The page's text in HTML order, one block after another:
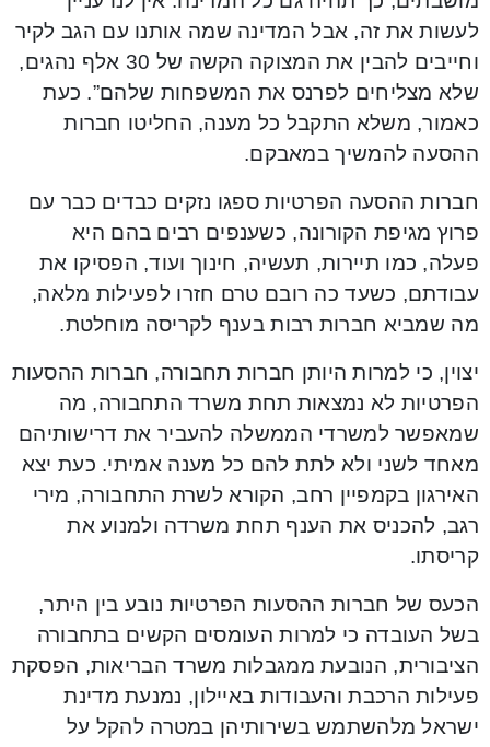
לעשות את זה, אבל המדינה שמה אותנו עם הגב לקיר
וחייבים להבין את המצוקה הקשה של 30 אלף נהגים,
שלא מצליחים לפרנס את המשפחות שלהם”. כעת
כאמור, משלא התקבל כל מענה, החליטו חברות
ההסעה להמשיך במאבקם.
חברות ההסעה הפרטיות ספגו נזקים כבדים כבר עם
פרוץ מגיפת הקורונה, כשענפים רבים בהם היא
פעלה, כמו תיירות, תעשיה, חינוך ועוד, הפסיקו את
עבודתם, כשעד כה רובם טרם חזרו לפעילות מלאה,
מה שמביא חברות רבות בענף לקריסה מוחלטת.
יצוין, כי למרות היותן חברות תחבורה, חברות ההסעות
הפרטיות לא נמצאות תחת משרד התחבורה, מה
שמאפשר למשרדי הממשלה להעביר את דרישותיהם
מאחד לשני ולא לתת להם כל מענה אמיתי. כעת יצא
האירגון בקמפיין רחב, הקורא לשרת התחבורה, מירי
רגב, להכניס את הענף תחת משרדה ולמנוע את
קריסתו.
הכעס של חברות ההסעות הפרטיות נובע בין היתר,
בשל העובדה כי למרות העומסים הקשים בתחבורה
הציבורית, הנובעת ממגבלות משרד הבריאות, הפסקת
פעילות הרכבת והעבודות באיילון, נמנעת מדינת
ישראל מלהשתמש בשירותיהן במטרה להקל על